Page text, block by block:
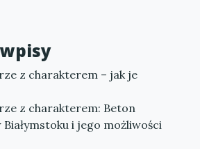
z charakterem – jak je
z charakterem: Beton
i jego możliwości